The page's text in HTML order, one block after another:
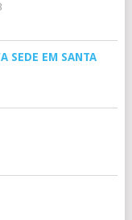
SEDE EM SANTA